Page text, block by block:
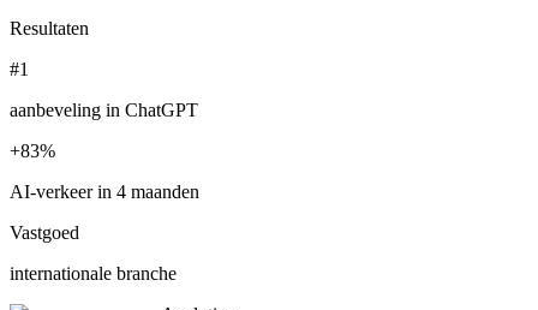
Resultaten
#1
aanbeveling in ChatGPT
+83%
AI-verkeer in 4 maanden
Vastgoed
internationale branche